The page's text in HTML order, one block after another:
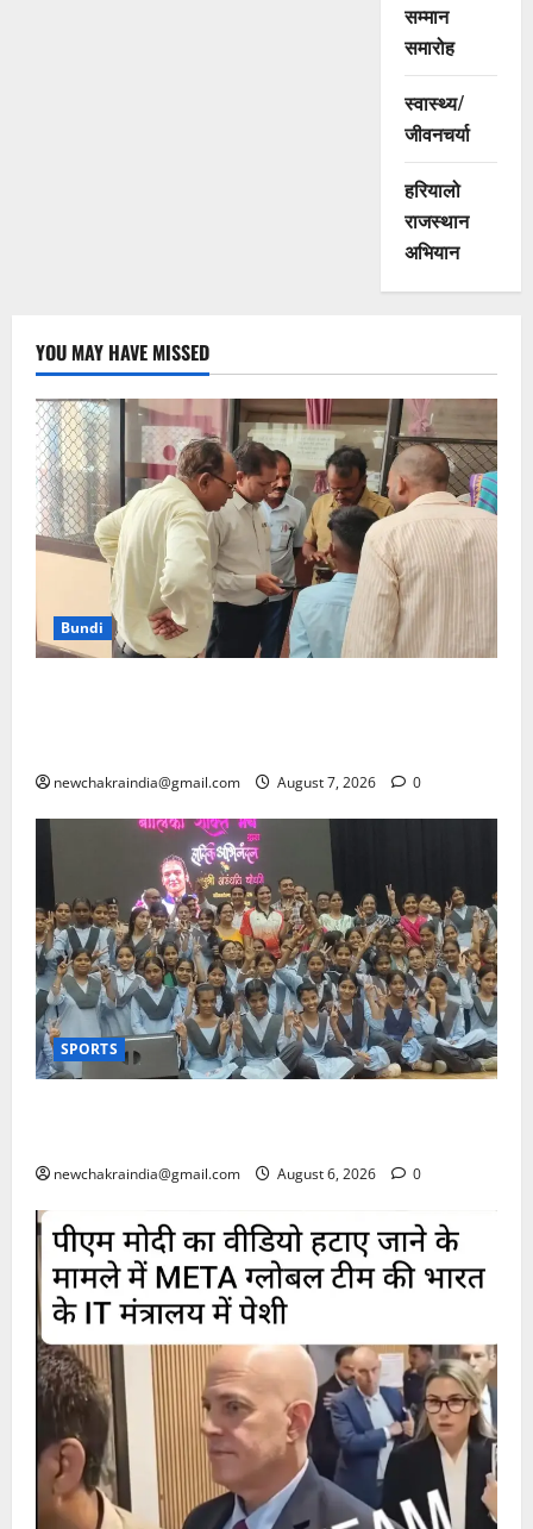
सम्मान
समारोह
स्वास्थ्य/
जीवनचर्या
हरियालो
राजस्थान
अभियान
YOU MAY HAVE MISSED
Bundi
newchakraindia@gmail.com August 7, 2026 0
SPORTS
newchakraindia@gmail.com August 6, 2026 0